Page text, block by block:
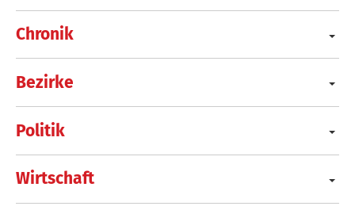
Chronik
Bezirke
Politik
Wirtschaft